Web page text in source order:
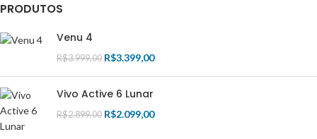
PRODUTOS
Venu 4
R$3.999,00 R$3.399,00
Vivo Active 6 Lunar
R$2.899,00 R$2.099,00